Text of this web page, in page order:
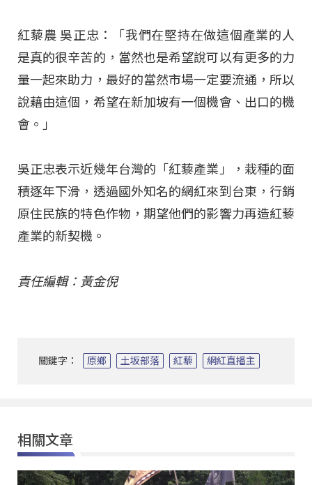
紅藜農 吳正忠：「我們在堅持在做這個產業的人
是真的很辛苦的，當然也是希望說可以有更多的力
量一起來助力，最好的當然市場一定要流通，所以
說藉由這個，希望在新加坡有一個機會、出口的機
會。」
吳正忠表示近幾年台灣的「紅藜產業」，栽種的面
積逐年下滑，透過國外知名的網紅來到台東，行銷
原住民族的特色作物，期望他們的影響力再造紅藜
產業的新契機。
責任編輯：黃金倪
關鍵字： 原鄉 土坂部落 紅藜 網紅直播主
相關文章